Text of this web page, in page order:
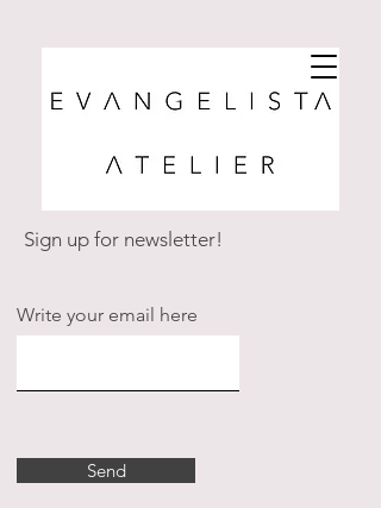
Sign up for newsletter!
Write your email here
Send